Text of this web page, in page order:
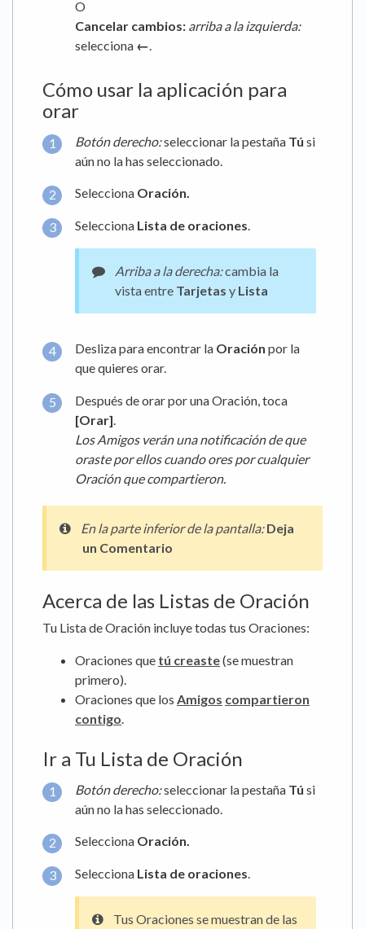
O
Cancelar cambios: arriba a la izquierda:
selecciona ←.
Cómo usar la aplicación para
orar
Botón derecho:seleccionar la pestaña Tú si
aún no la has seleccionado.
Selecciona Oración.
Selecciona Lista de oraciones.
Arriba a la derecha:cambia la
vista entre Tarjetas y Lista
Desliza para encontrar la Oración por la
que quieres orar.
Después de orar por una Oración, toca
[Orar].
Los Amigos verán una notificación de que
oraste por ellos cuando ores por cualquier
Oración que compartieron.
En la parte inferior de la pantalla: Deja
un Comentario
Acerca de las Listas de Oración
Tu Lista de Oración incluye todas tus Oraciones:
Oraciones que tú creaste(se muestran
primero).
Oraciones que los Amigos compartieron
contigo.
Ir a Tu Lista de Oración
Botón derecho:seleccionar la pestaña Tú si
aún no la has seleccionado.
Selecciona Oración.
Selecciona Lista de oraciones.
Tus Oraciones se muestran de las